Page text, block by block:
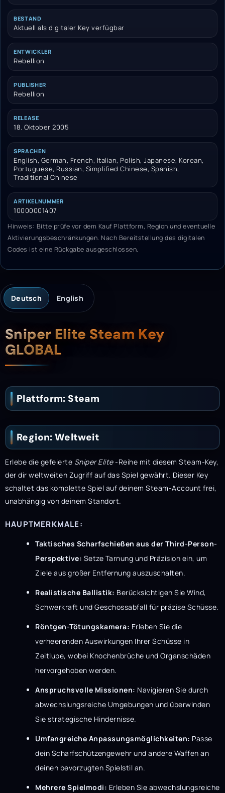
BESTAND
Aktuell als digitaler Key verfügbar
ENTWICKLER
Rebellion
PUBLISHER
Rebellion
RELEASE
18. Oktober 2005
SPRACHEN
English, German, French, Italian, Polish, Japanese, Korean,
Portuguese, Russian, Simplified Chinese, Spanish,
Traditional Chinese
ARTIKELNUMMER
10000001407
Hinweis: Bitte prüfe vor dem Kauf Plattform, Region und eventuelle
Aktivierungsbeschränkungen. Nach Bereitstellung des digitalen
Codes ist eine Rückgabe ausgeschlossen.
Deutsch English
Beschreibung
Sniper Elite Steam Key
GLOBAL
Plattform: Steam
Region: Weltweit
Erlebe die gefeierte Sniper Elite-Reihe mit diesem Steam-Key,
der dir weltweiten Zugriff auf das Spiel gewährt. Dieser Key
schaltet das komplette Spiel auf deinem Steam-Account frei,
unabhängig von deinem Standort.
HAUPTMERKMALE:
Taktisches Scharfschießen aus der Third-Person-
Perspektive: Setze Tarnung und Präzision ein, um
Ziele aus großer Entfernung auszuschalten.
Realistische Ballistik: Berücksichtigen Sie Wind,
Schwerkraft und Geschossabfall für präzise Schüsse.
Röntgen-Tötungskamera: Erleben Sie die
verheerenden Auswirkungen Ihrer Schüsse in
Zeitlupe, wobei Knochenbrüche und Organschäden
hervorgehoben werden.
Anspruchsvolle Missionen: Navigieren Sie durch
abwechslungsreiche Umgebungen und überwinden
Sie strategische Hindernisse.
Umfangreiche Anpassungsmöglichkeiten: Passe
dein Scharfschützengewehr und andere Waffen an
deinen bevorzugten Spielstil an.
Mehrere Spielmodi: Erleben Sie abwechslungsreiche